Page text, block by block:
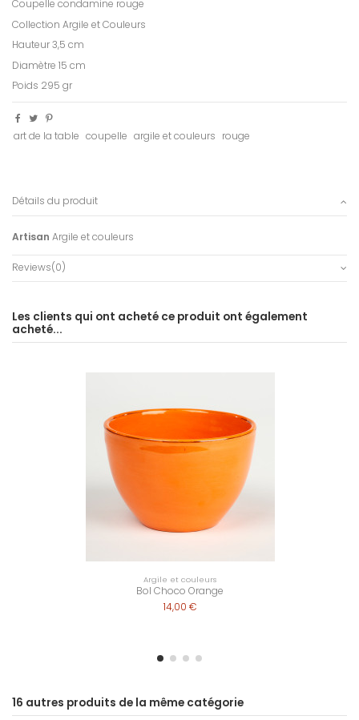
Coupelle condamine rouge
Collection Argile et Couleurs
Hauteur 3,5 cm
Diamètre 15 cm
Poids 295 gr
art de la table coupelle argile et couleurs rouge
Détails du produit
Artisan Argile et couleurs
Reviews(0)
Les clients qui ont acheté ce produit ont également
acheté...
Argile et couleurs
Bol Choco Orange
14,00 €
16 autres produits de la même catégorie